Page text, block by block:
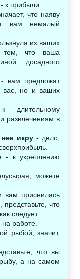
к прибыли.
что наяву
вам немалый
из ваших
том, что ваша
досадного
вам предложат
вас, но и ваших
развлечениям в
икру- дело,
- к укреплению
можете
вам приснилась
что
следует.
работе.
рыбой, значит,
что вы
а на самом